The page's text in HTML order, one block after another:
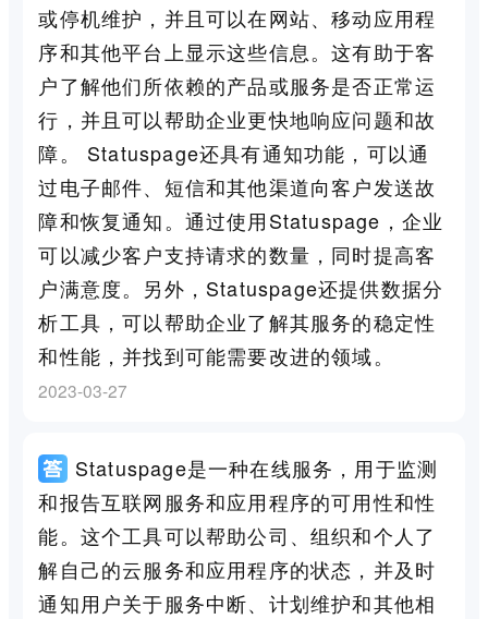
或停机维护，并且可以在网站、移动应用程
序和其他平台上显示这些信息。这有助于客
户了解他们所依赖的产品或服务是否正常运
行，并且可以帮助企业更快地响应问题和故
障。 Statuspage还具有通知功能，可以通
过电子邮件、短信和其他渠道向客户发送故
障和恢复通知。通过使用Statuspage，企业
可以减少客户支持请求的数量，同时提高客
户满意度。另外，Statuspage还提供数据分
析工具，可以帮助企业了解其服务的稳定性
和性能，并找到可能需要改进的领域。
2023-03-27
Statuspage是一种在线服务，用于监测
和报告互联网服务和应用程序的可用性和性
能。这个工具可以帮助公司、组织和个人了
解自己的云服务和应用程序的状态，并及时
通知用户关于服务中断、计划维护和其他相